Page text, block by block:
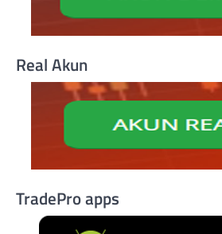
Real Akun
TradePro apps